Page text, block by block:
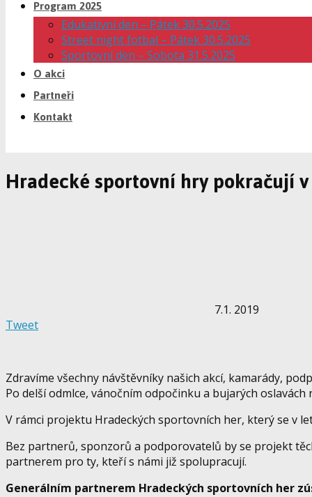
Program 2025
Edukativní den – Pátek 30.5.2025
Street night fotbal – Pátek 30.5.2025
Sportovní den – Sobota 31.5.2025
O akci
Partneři
Kontakt
Hradecké sportovní hry pokračují
7.1. 2019
Tweet
Zdravíme všechny návštěvníky našich akcí, kamarády,
Po delší odmlce, vánočním odpočinku a bujarých
V rámci projektu Hradeckých sportovních her, který se v
Bez partnerů, sponzorů a podporovatelů by se projekt
partnerem pro ty, kteří s námi již spolupracují.
Generálním partnerem Hradeckých sportovních her